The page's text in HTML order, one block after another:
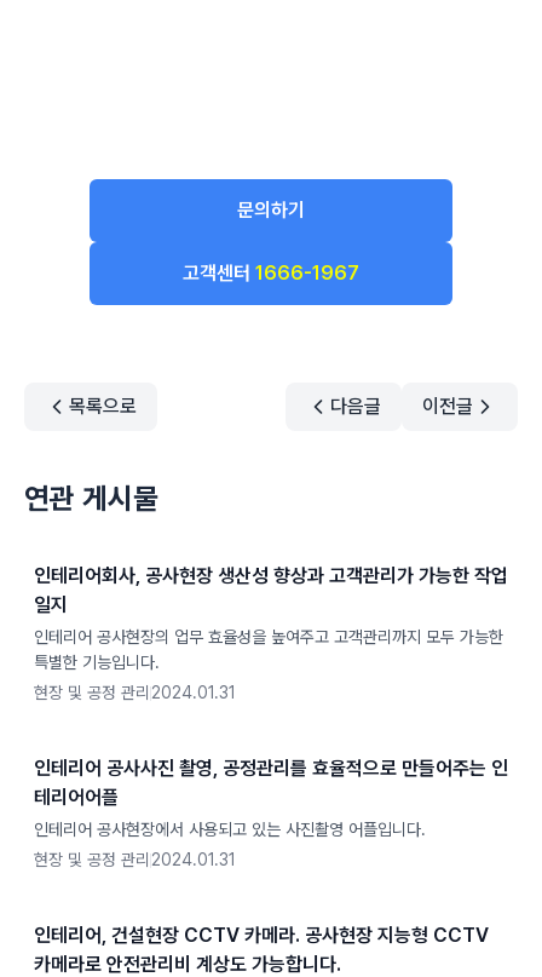
문의하기
고객센터 1666-1967
목록으로 다음글 이전글
연관 게시물
인테리어회사, 공사현장 생산성 향상과 고객관리가 가능한 작업
일지
인테리어 공사현장의 업무 효율성을 높여주고 고객관리까지 모두 가능한
특별한 기능입니다.
현장 및 공정 관리 2024.01.31
인테리어 공사사진 촬영, 공정관리를 효율적으로 만들어주는 인
테리어어플
인테리어 공사현장에서 사용되고 있는 사진촬영 어플입니다.
현장 및 공정 관리 2024.01.31
인테리어, 건설현장 CCTV 카메라. 공사현장 지능형 CCTV
카메라로 안전관리비 계상도 가능합니다.